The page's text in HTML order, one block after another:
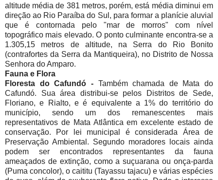
altitude média de 381 metros, porém, está média diminui em
direção ao Rio Paraíba do Sul, para formar a planície aluvial
que é contornada pelo "mar de morros" com nível
topográfico mais elevado. O ponto culminante encontra-se a
1.305,15 metros de altitude, na Serra do Rio Bonito
(contrafortes da Serra da Mantiqueira), no Distrito de Nossa
Senhora do Amparo.
Fauna e Flora
Floresta do Cafundó - Também chamada de Mata do
Cafundó. Sua área distribui-se pelos Distritos de Sede,
Floriano, e Rialto, e é equivalente a 1% do território do
município, sendo um dos remanescentes mais
representativos de Mata Atlântica em excelente estado de
conservação. Por lei municipal é considerada Área de
Preservação Ambiental. Segundo moradores locais ainda
podem ser encontrados representantes da fauna
ameaçados de extinção, como a suçuarana ou onça-parda
(Puma concolor), o caititu (Tayassu tajacu) e várias espécies